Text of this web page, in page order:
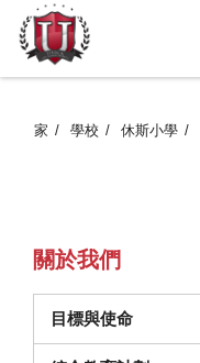
家 學校 休斯小學
關於我們
目標與使命